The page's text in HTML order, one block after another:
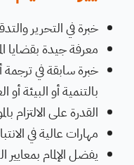
خبرة في التحرير
معرفة جيدة بقضايا
خبرة سابقة في
بالتنمية أو البيئة أو
القدرة على الالتزام
مهارات عالية في
يفضل الإلمام بمعايير